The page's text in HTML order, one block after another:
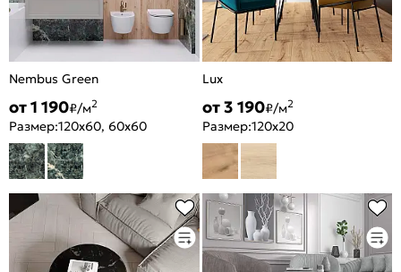
Nembus Green
от 1 190₽/м2
Размер:120x60, 60x60
Lux
от 3 190₽/м2
Размер:120x20